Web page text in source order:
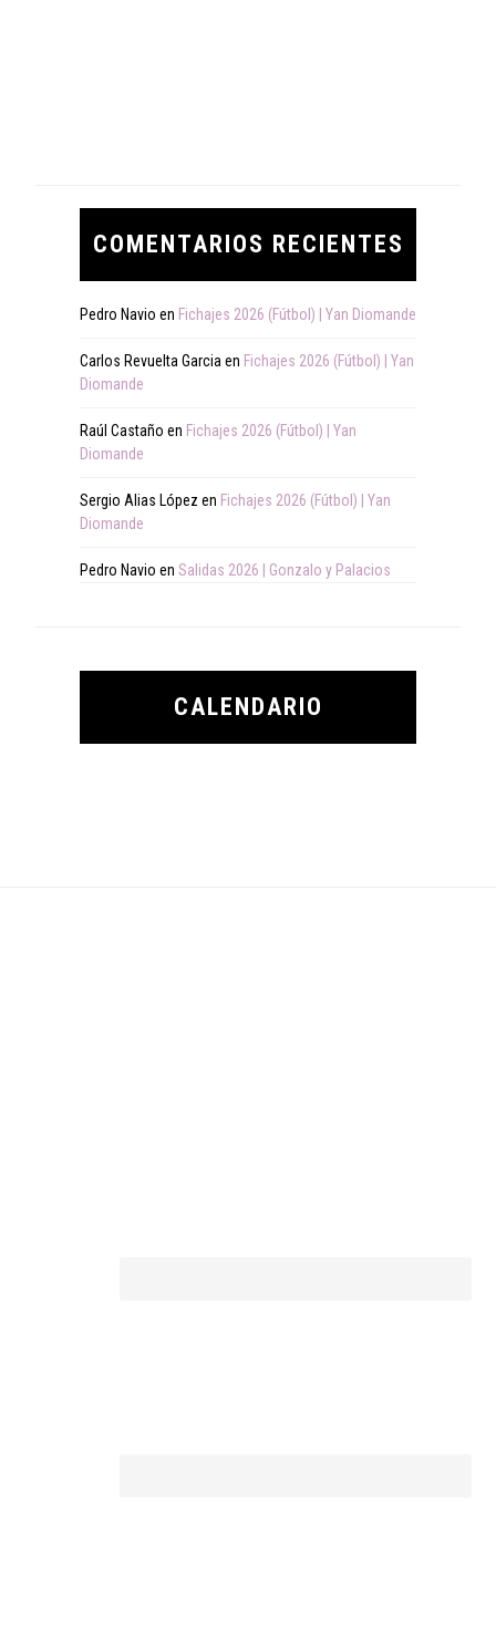
COMENTARIOS RECIENTES
Pedro Navio en Fichajes 2026 (Fútbol) | Yan Diomande
Carlos Revuelta Garcia en Fichajes 2026 (Fútbol) | Yan
Diomande
Raúl Castaño en Fichajes 2026 (Fútbol) | Yan
Diomande
Sergio Alias López en Fichajes 2026 (Fútbol) | Yan
Diomande
Pedro Navio en Salidas 2026 | Gonzalo y Palacios
CALENDARIO